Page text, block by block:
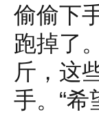
偷偷下
跑掉了
斤，这
手。“希